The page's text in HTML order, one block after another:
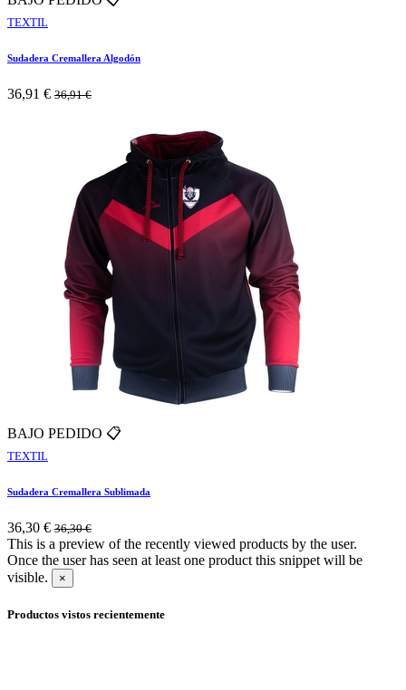
TEXTIL
Sudadera Cremallera Algodón
36,91 € 36,91€
BAJO PEDIDO 📋
TEXTIL
Sudadera Cremallera Sublimada
36,30 € 36,30€
This is a preview of the recently viewed products by the user.
Once the user has seen at least one product this snippet will be
visible.
×
Productos vistos recientemente